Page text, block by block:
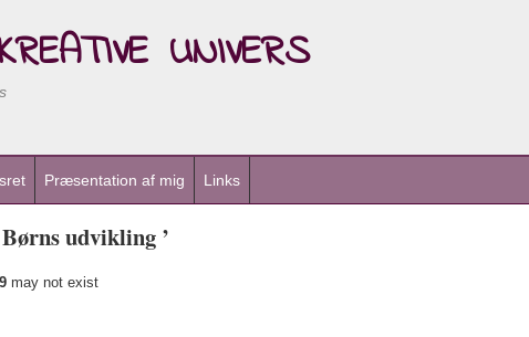
univers
Præsentation af mig Links
Børns udvikling ’
may not exist